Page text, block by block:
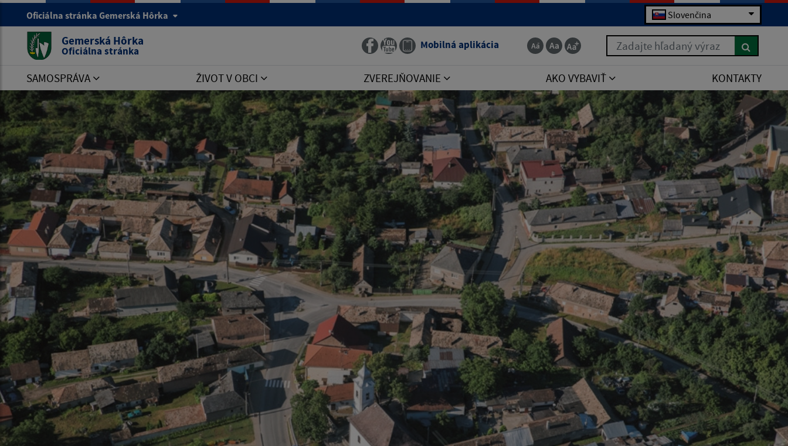
Oficiálna stránka Gemerská Hôrka Slovenčina
Gemerská Hôrka
Oficiálna stránka Mobilná aplikácia Zadajte hľadaný výraz
SAMOSPRÁVA ŽIVOT V OBCI ZVEREJŇOVANIE AKO VYBAVIŤ KONTAKTY